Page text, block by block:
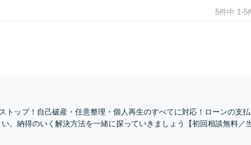
5件中 1-5
トップ！自己破産・任意整理・個人再生のすべてに対応！ローンの支払
。納得のいく解決方法を一緒に探っていきましょう【初回相談無料／